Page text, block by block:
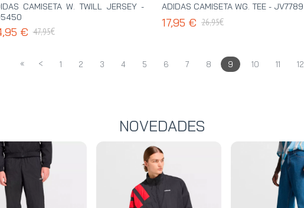
CAMISETA W. TWILL JERSEY -
€ 47,95€
ADIDAS CAMISETA WG. TEE - JV7789
17,95 € 26,95€
« < 1 2 3 4 5 6 7 8 9 10 11 12
NOVEDADES